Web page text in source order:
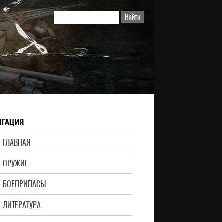
ГЛАВНАЯ
ОРУЖИЕ
БОЕПРИПАСЫ
ЛИТЕРАТУРА